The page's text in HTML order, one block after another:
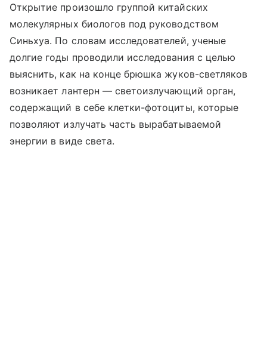
Открытие произошло группой китайских
молекулярных биологов под руководством
Синьхуа. По словам исследователей, ученые
долгие годы проводили исследования с целью
выяснить, как на конце брюшка жуков-светляков
возникает лантерн — светоизлучающий орган,
содержащий в себе клетки-фотоциты, которые
позволяют излучать часть вырабатываемой
энергии в виде света.